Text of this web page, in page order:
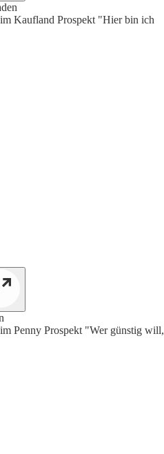
Kaufland Prospekt "Hier bin ich
Penny Prospekt "Wer günstig will,